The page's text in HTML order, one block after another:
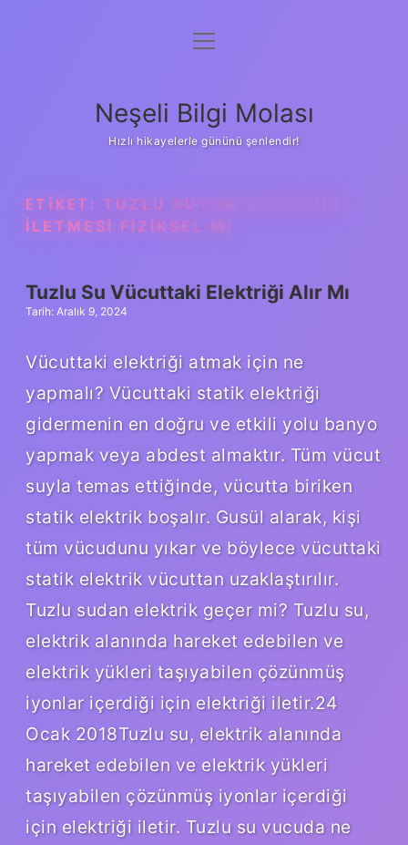
Anasayfa
Yasal Uyarı
menüyü
Neşeli Bilgi Molası
Hızlı hikayelerle gününü şenlendir!
ETIKET: TUZLU SUYUN ELEKTRIĞI
ILETMESI FIZIKSEL MI
Tuzlu Su Vücuttaki Elektriği Alır Mı
Tarih: Aralık 9, 2024
Vücuttaki elektriği atmak için ne
yapmalı? Vücuttaki statik elektriği
gidermenin en doğru ve etkili yolu banyo
yapmak veya abdest almaktır. Tüm vücut
suyla temas ettiğinde, vücutta biriken
statik elektrik boşalır. Gusül alarak, kişi
tüm vücudunu yıkar ve böylece vücuttaki
statik elektrik vücuttan uzaklaştırılır.
Tuzlu sudan elektrik geçer mi? Tuzlu su,
elektrik alanında hareket edebilen ve
elektrik yükleri taşıyabilen çözünmüş
iyonlar içerdiği için elektriği iletir.24
Ocak 2018Tuzlu su, elektrik alanında
hareket edebilen ve elektrik yükleri
taşıyabilen çözünmüş iyonlar içerdiği
için elektriği iletir. Tuzlu su vucuda ne